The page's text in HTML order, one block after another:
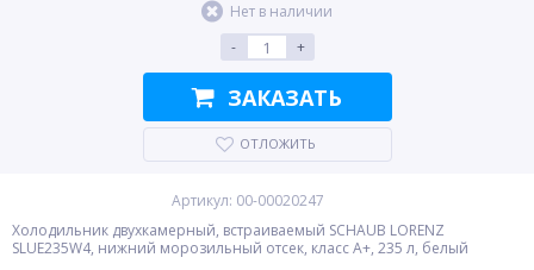
Нет в наличии
-
+
ЗАКАЗАТЬ
ОТЛОЖИТЬ
Артикул: 00-00020247
Холодильник двухкамерный, встраиваемый SCHAUB LORENZ
SLUE235W4, нижний морозильный отсек, класс A+, 235 л, белый